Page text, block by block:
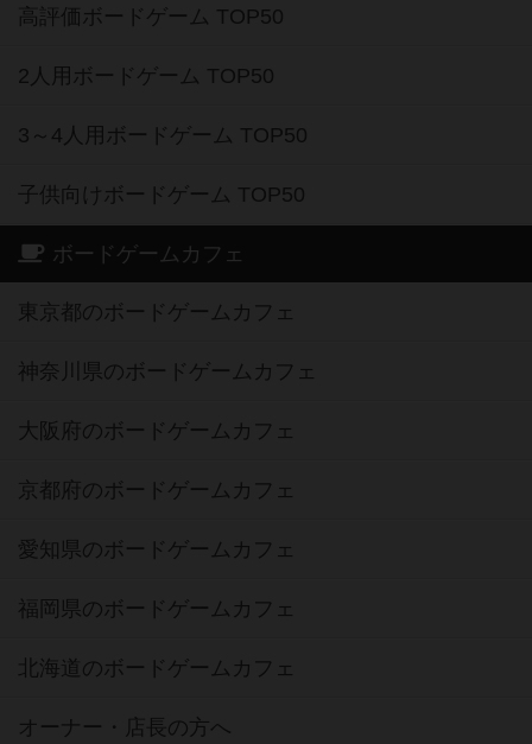
高評価ボードゲーム TOP50
2人用ボードゲーム TOP50
3～4人用ボードゲーム TOP50
子供向けボードゲーム TOP50
ボードゲームカフェ
東京都のボードゲームカフェ
神奈川県のボードゲームカフェ
大阪府のボードゲームカフェ
京都府のボードゲームカフェ
愛知県のボードゲームカフェ
福岡県のボードゲームカフェ
北海道のボードゲームカフェ
オーナー・店長の方へ